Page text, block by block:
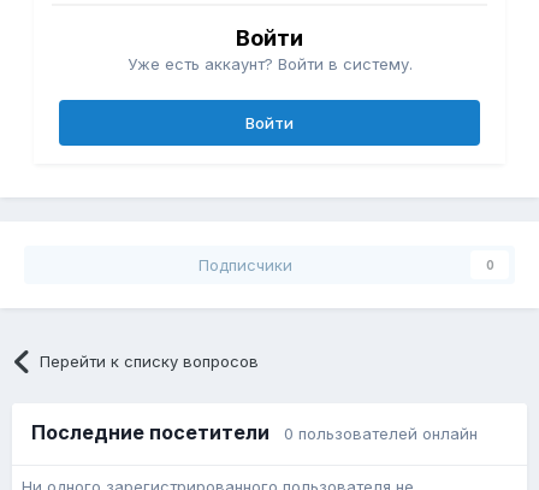
Войти
Уже есть аккаунт? Войти в систему.
Войти
Подписчики 0
Перейти к списку вопросов
Последние посетители 0 пользователей онлайн
Ни одного зарегистрированного пользователя не